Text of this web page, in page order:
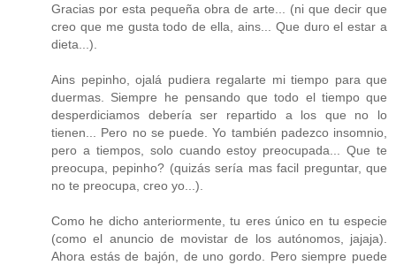
Gracias por esta pequeña obra de arte... (ni que decir que
creo que me gusta todo de ella, ains... Que duro el estar a
dieta...).
Ains pepinho, ojalá pudiera regalarte mi tiempo para que
duermas. Siempre he pensando que todo el tiempo que
desperdiciamos debería ser repartido a los que no lo
tienen... Pero no se puede. Yo también padezco insomnio,
pero a tiempos, solo cuando estoy preocupada... Que te
preocupa, pepinho? (quizás sería mas facil preguntar, que
no te preocupa, creo yo...).
Como he dicho anteriormente, tu eres único en tu especie
(como el anuncio de movistar de los autónomos, jajaja).
Ahora estás de bajón, de uno gordo. Pero siempre puede